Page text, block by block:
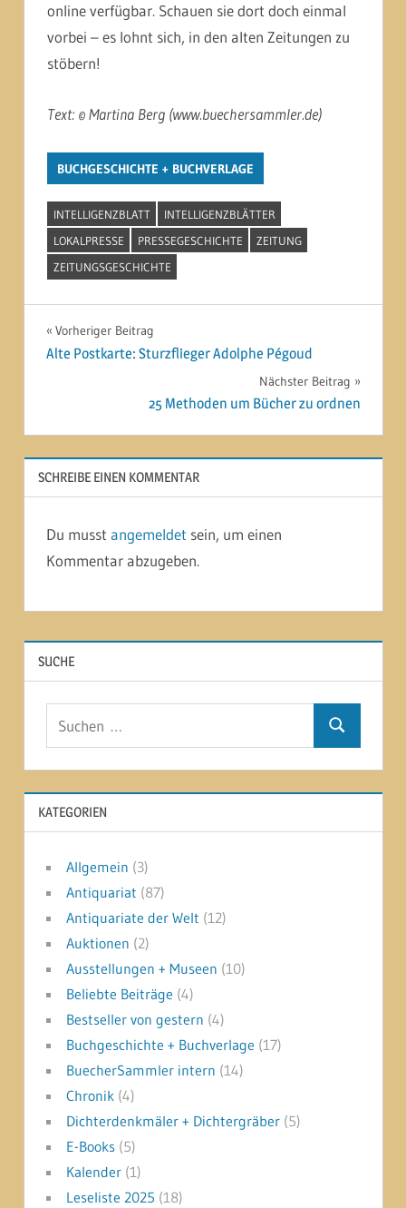
online verfügbar. Schauen sie dort doch einmal
vorbei – es lohnt sich, in den alten Zeitungen zu
stöbern!
Text: © Martina Berg (www.buechersammler.de)
BUCHGESCHICHTE + BUCHVERLAGE
INTELLIGENZBLATT
INTELLIGENZBLÄTTER
LOKALPRESSE
PRESSEGESCHICHTE
ZEITUNG
ZEITUNGSGESCHICHTE
Beitragsnavigation
Vorheriger Beitrag
Alte Postkarte: Sturzflieger Adolphe Pégoud
Nächster Beitrag
25 Methoden um Bücher zu ordnen
SCHREIBE EINEN KOMMENTAR
Du musst angemeldet sein, um einen
Kommentar abzugeben.
SUCHE
Suchen
KATEGORIEN
Allgemein (3)
Antiquariat (87)
Antiquariate der Welt (12)
Auktionen (2)
Ausstellungen + Museen (10)
Beliebte Beiträge (4)
Bestseller von gestern (4)
Buchgeschichte + Buchverlage (17)
BuecherSammler intern (14)
Chronik(4)
Dichterdenkmäler + Dichtergräber(5)
E-Books(5)
Kalender(1)
Leseliste 2025 (18)